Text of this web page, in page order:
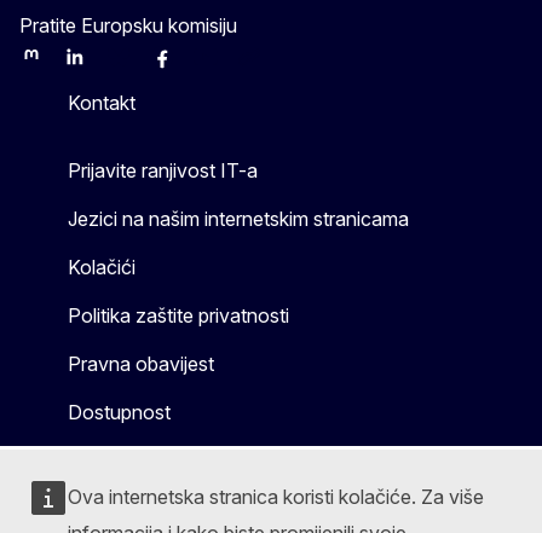
Ova internetska stranica koristi kolačiće. Za više
Pratite Europsku komisiju
MastodonLinkedInBlueskyFacebook
Kontakt
Prijavite ranjivost IT-a
Jezici na našim internetskim stranicama
Kolačići
Politika zaštite privatnosti
Pravna obavijest
Dostupnost